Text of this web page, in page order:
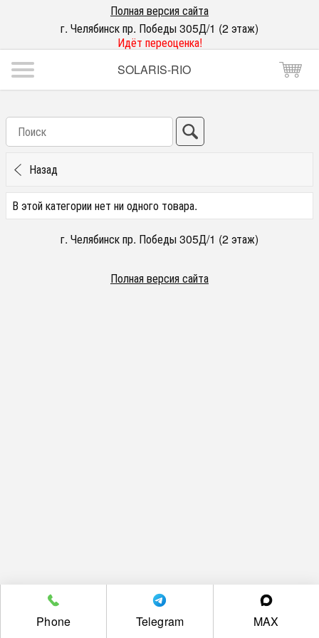
Полная версия сайта
г. Челябинск пр. Победы 305Д/1 (2 этаж)
Идёт переоценка!
SOLARIS-RIO
Назад
В этой категории нет ни одного товара.
г. Челябинск пр. Победы 305Д/1 (2 этаж)
Полная версия сайта
Phone Telegram MAX